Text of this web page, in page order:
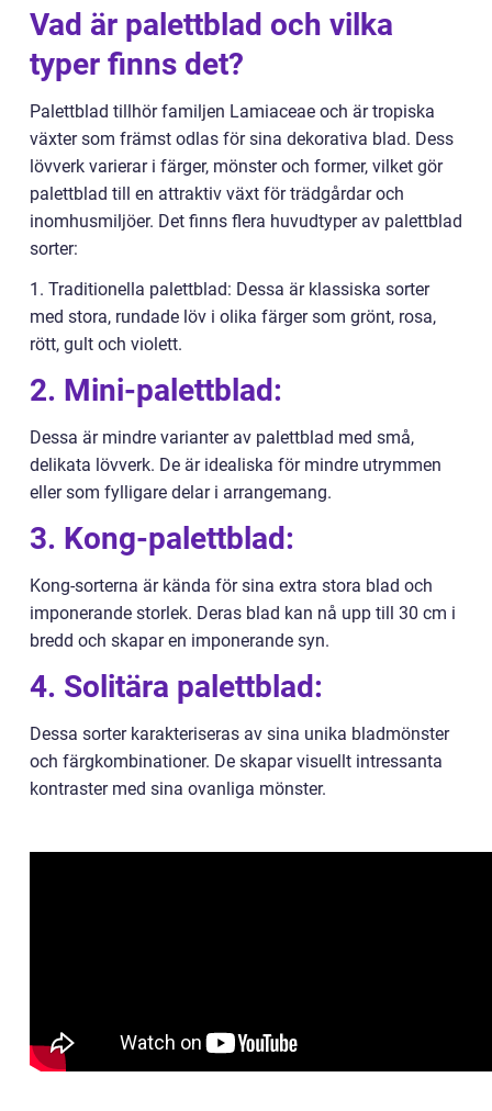
Vad är palettblad och vilka
typer finns det?
Palettblad tillhör familjen Lamiaceae och är tropiska
växter som främst odlas för sina dekorativa blad. Dess
lövverk varierar i färger, mönster och former, vilket gör
palettblad till en attraktiv växt för trädgårdar och
inomhusmiljöer. Det finns flera huvudtyper av palettblad
sorter:
1. Traditionella palettblad: Dessa är klassiska sorter
med stora, rundade löv i olika färger som grönt, rosa,
rött, gult och violett.
2. Mini-palettblad:
Dessa är mindre varianter av palettblad med små,
delikata lövverk. De är idealiska för mindre utrymmen
eller som fylligare delar i arrangemang.
3. Kong-palettblad:
Kong-sorterna är kända för sina extra stora blad och
imponerande storlek. Deras blad kan nå upp till 30 cm i
bredd och skapar en imponerande syn.
4. Solitära palettblad:
Dessa sorter karakteriseras av sina unika bladmönster
och färgkombinationer. De skapar visuellt intressanta
kontraster med sina ovanliga mönster.